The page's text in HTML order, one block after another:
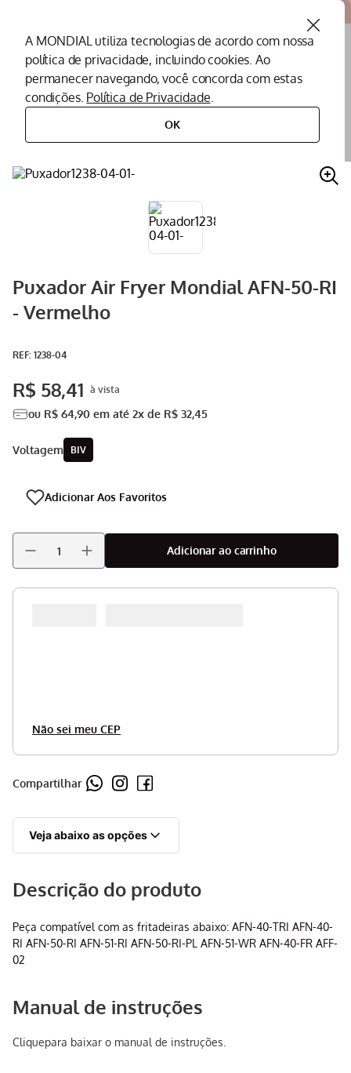
A MONDIAL utiliza tecnologias de acordo com nossa
política de privacidade, incluindo cookies. Ao
permanecer navegando, você concorda com estas
condições. Política de Privacidade.
OK
O que você procura?
peças para fritadeiras
Puxador Air Fryer Mondial AFN-50-RI
- Vermelho
: 1238-04
R$ 58,41
ou R$ 64,90 em até 2x de R$ 32,45
voltagem BIV
Adicionar ao carrinho
Não sei meu CEP
Compartilhar
Veja abaixo as opções
Descrição do produto
Peça compatível com as fritadeiras abaixo: AFN-40-TRI AFN-40-
RI AFN-50-RI AFN-51-RI AFN-50-RI-PL AFN-51-WR AFN-40-FR AFF-
02
Manual de instruções
Cliquepara baixar o manual de instruções.
2º Air Fryer
6º Secador
7º Panificadora
10ºMultiprocessador